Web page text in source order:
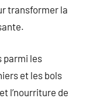
transformer la
parmi les
et les bols
l’nourriture de